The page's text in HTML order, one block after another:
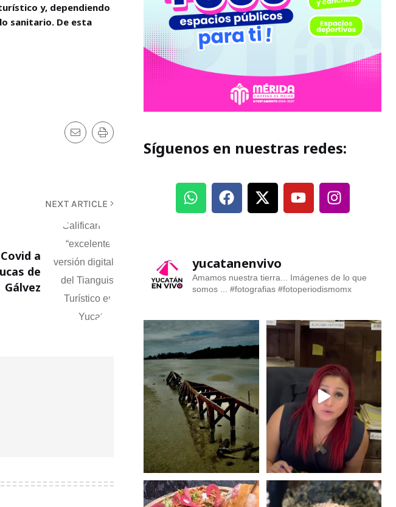
y, dependiendo
sanitario. De esta
NEXT ARTICLE
a
de
Gálvez
Síguenos en nuestras redes:
yucatanenvivo
Amamos nuestra tierra... Imágenes de lo que
somos ... #fotografias #fotoperiodismomx